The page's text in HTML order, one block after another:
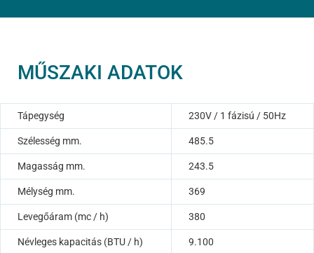
MŰSZAKI ADATOK
Tápegység 230V / 1 fázisú / 50Hz
Szélesség mm. 485.5
Magasság mm. 243.5
Mélység mm. 369
Levegőáram (mc / h) 380
Névleges kapacitás (BTU / h) 9.100